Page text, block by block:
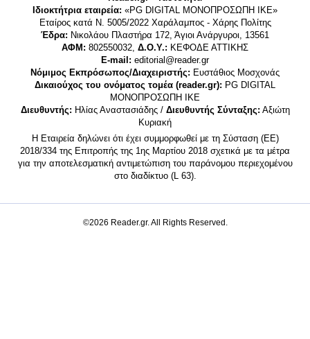
Ιδιοκτήτρια εταιρεία: «PG DIGITAL MONΟΠΡΟΣΩΠΗ ΙΚΕ»
Εταίρος κατά Ν. 5005/2022 Χαράλαμπος - Χάρης Πολίτης
Έδρα: Νικολάου Πλαστήρα 172, Άγιοι Ανάργυροι, 13561
ΑΦΜ: 802550032, Δ.Ο.Υ.: ΚΕΦΟΔΕ ΑΤΤΙΚΗΣ
E-mail: editorial@reader.gr
Νόμιμος Εκπρόσωπος/Διαχειριστής: Ευστάθιος Μοσχονάς
Δικαιούχος του ονόματος τομέα (reader.gr): PG DIGITAL
MONΟΠΡΟΣΩΠΗ ΙΚΕ
Διευθυντής: Ηλίας Αναστασιάδης / Διευθυντής Σύνταξης: Αξιώτη
Κυριακή
Η Εταιρεία δηλώνει ότι έχει συμμορφωθεί με τη Σύσταση (ΕΕ)
2018/334 της Επιτροπής της 1ης Μαρτίου 2018 σχετικά με τα μέτρα
για την αποτελεσματική αντιμετώπιση του παράνομου περιεχομένου
στο διαδίκτυο (L 63).
©2026 Reader.gr. All Rights Reserved.